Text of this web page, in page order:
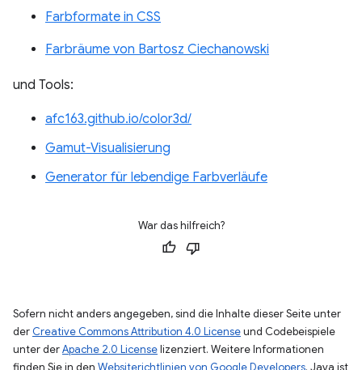
Farbformate in CSS
Farbräume von Bartosz Ciechanowski
und Tools:
afc163.github.io/color3d/
Gamut-Visualisierung
Generator für lebendige Farbverläufe
War das hilfreich?
Sofern nicht anders angegeben, sind die Inhalte dieser Seite unter
der Creative Commons Attribution 4.0 Licenseund Codebeispiele
unter derApache 2.0 Licenselizenziert. Weitere Informationen